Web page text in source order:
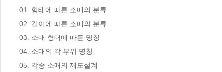
01. 형태에 따른 소매의 분류
02. 길이에 따른 소매의 분류
03. 소매 형태에 따른 명칭
04. 소매의 각 부위 명칭
05. 각종 소매의 제도설계